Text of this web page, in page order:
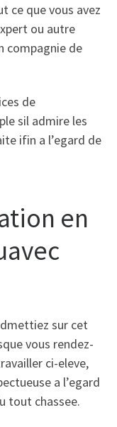
ce que vous avez
ou autre
compagnie de
de
sil admire les
ifin a l’egard de
en
sur cet
vous rendez-
ci-eleve,
a l’egard
tout chassee.